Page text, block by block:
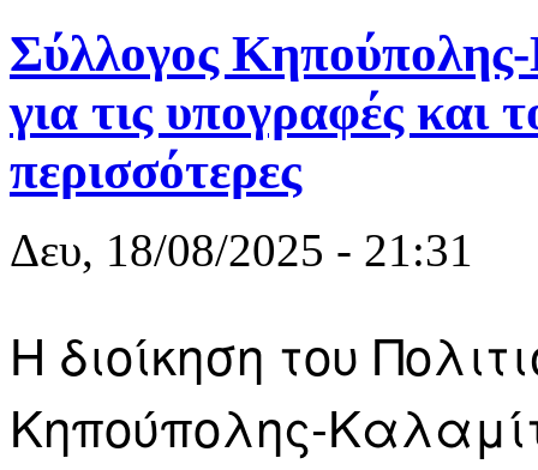
Σύλλογος
για τις υπογραφές και
περισσότερες
Δευ, 18/08/2025 - 21:31
Η διοίκηση του
Κηπούπολης-